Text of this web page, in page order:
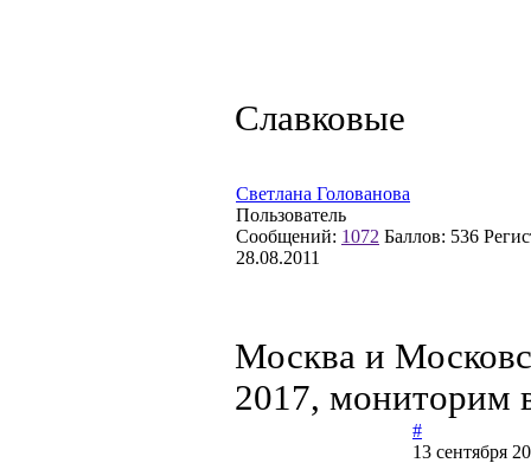
Славковые
Светлана Голованова
Пользователь
Сообщений: 1072 Баллов: 536
28.08.2011
Москва и
2017, мониторим
#
13 сентября